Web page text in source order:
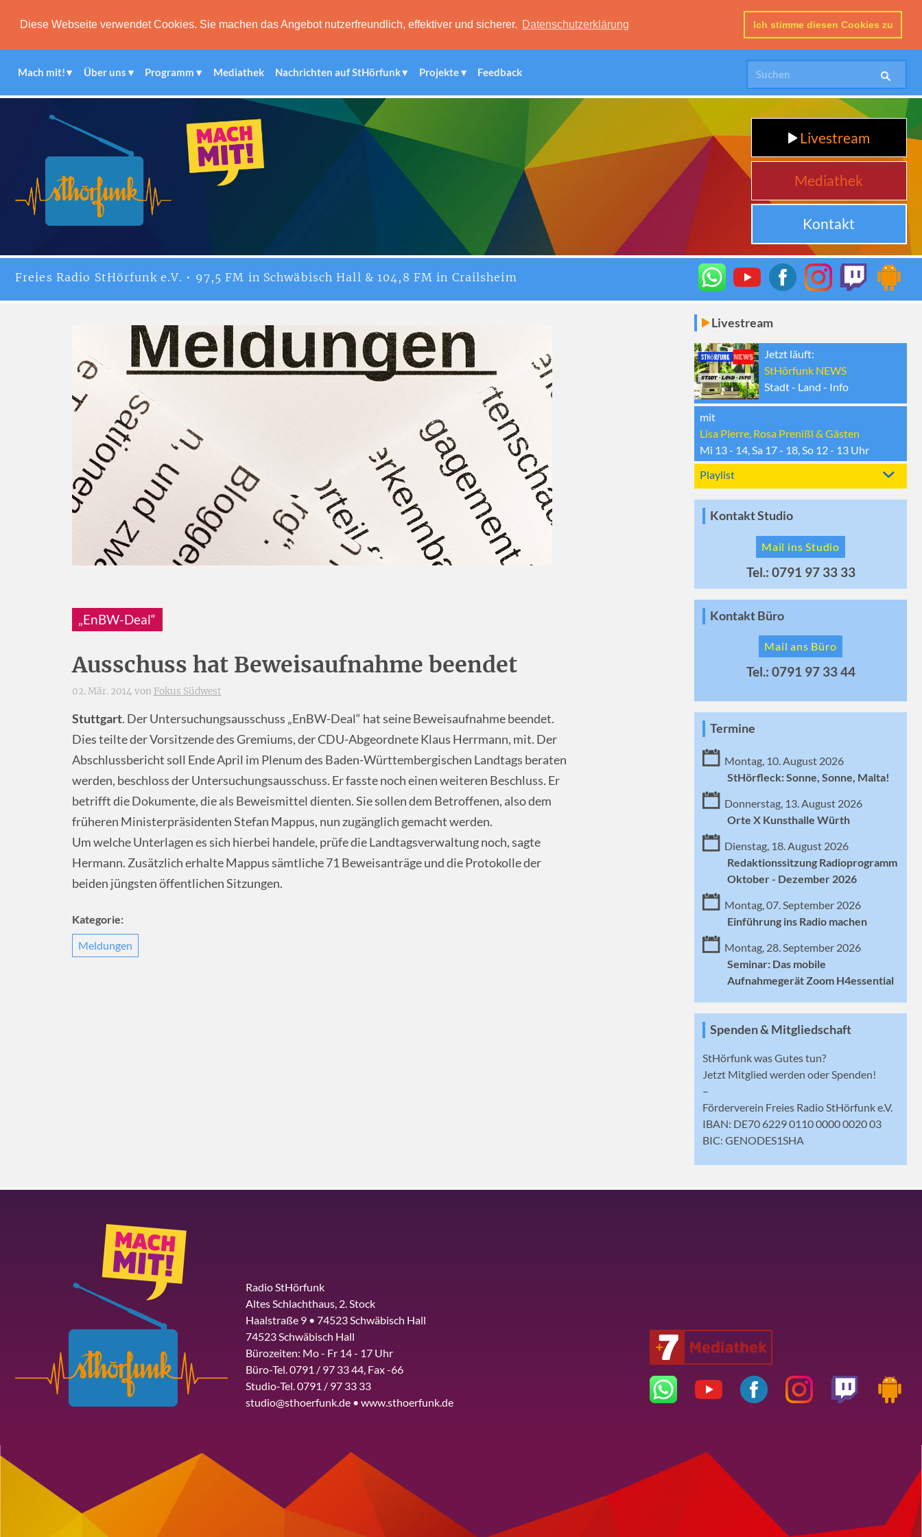
Diese Webseite verwendet Cookies. Sie machen das Angebot nutzerfreundlich, effektiver und sicherer. Datenschutzerklärung Ich stimme diesen Cookies zu
Mach mit! Über uns Programm Mediathek Nachrichten auf StHörfunk Projekte Feedback
Livestream
Mediathek
Kontakt
Freies Radio StHörfunke.V. • 97,5 FM in Schwäbisch Hall & 104,8 FM in Crailsheim
„EnBW-Deal“
Ausschuss hat Beweisaufnahme beendet
02. Mär. 2014 von Fokus Südwest
Stuttgart. Der Untersuchungsausschuss „EnBW-Deal“ hat seine Beweisaufnahme beendet.
Dies teilte der Vorsitzende des Gremiums, derCDU-Abgeordnete Klaus Herrmann, mit. Der
Abschlussbericht soll Ende April im Plenum des Baden-Württembergischen Landtags beraten
werden, beschloss der Untersuchungsausschuss. Er fasste noch einen weiteren Beschluss. Er
betrifft die Dokumente, die als Beweismittel dienten. Sie sollen dem Betroffenen, also dem
früheren Ministerpräsidenten Stefan Mappus, nun zugänglich gemacht werden.
Um welche Unterlagen es sich hierbei handele, prüfe die Landtagsverwaltung noch, sagte
Hermann. Zusätzlich erhalte Mappus sämtliche 71 Beweisanträge und die Protokolle der
beiden jüngsten öffentlichen Sitzungen.
Kategorie:
Meldungen
Livestream
Jetzt läuft:
StHörfunk NEWS
Stadt - Land - Info
mit
Lisa Pierre, Rosa Prenißl & Gästen
Mi 13 - 14, Sa 17 - 18, So 12 - 13 Uhr
Playlist
Kontakt Studio
Mail ins Studio
Tel.: 0791 97 33 33
Kontakt Büro
Mail ans Büro
Tel.: 0791 97 33 44
Termine
Montag, 10. August 2026
StHörfleck: Sonne, Sonne, Malta!
Donnerstag, 13. August 2026
Orte X Kunsthalle Würth
Dienstag, 18. August 2026
Redaktionssitzung Radioprogramm
Oktober - Dezember 2026
Montag, 07. September 2026
Einführung ins Radio machen
Montag, 28. September 2026
Seminar: Das mobile
Aufnahmegerät Zoom H4essential
Spenden & Mitgliedschaft
StHörfunk was Gutes tun?
Jetzt Mitglied werden oder Spenden!
–
Förderverein Freies Radio StHörfunk e.V.
IBAN: DE70 6229 0110 0000 0020 03
BIC: GENODES1SHA
Radio StHörfunk
Altes Schlachthaus, 2. Stock
Haalstraße 9 • 74523 Schwäbisch Hall
74523 Schwäbisch Hall
Bürozeiten: Mo - Fr 14 - 17 Uhr
Büro-Tel. 0791 / 97 33 44, Fax -66
Studio-Tel. 0791 / 97 33 33
studio@sthoerfunk.de • www.sthoerfunk.de